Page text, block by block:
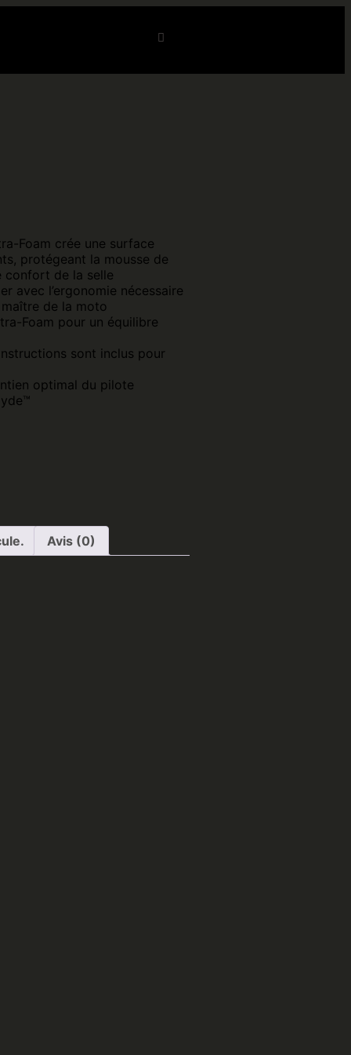
Foam crée une surface
protégeant la mousse de
confort de la selle
avec l’ergonomie nécessaire
de la moto
Foam pour un équilibre
sont inclus pour
optimal du pilote
Avis (0)